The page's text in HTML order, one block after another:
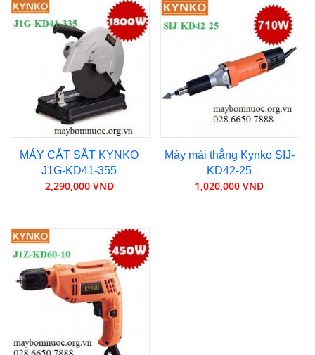
MÁY CẮT SẮT KYNKO
J1G-KD41-355
2,290,000 VNĐ
Máy mài thẳng Kynko SIJ-
KD42-25
1,020,000 VNĐ